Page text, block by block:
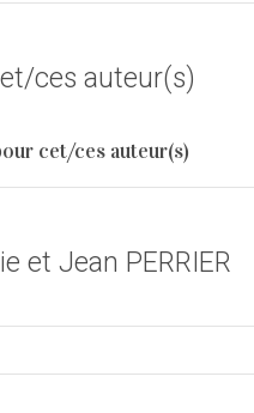
ces auteur(s)
cet/ces auteur(s)
et Jean PERRIER